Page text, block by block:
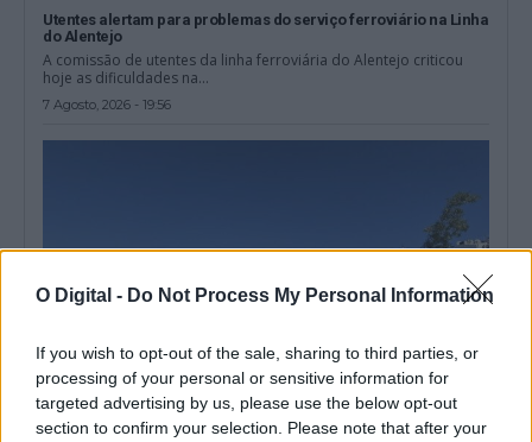
O Digital - Do Not Process My Personal Information
If you wish to opt-out of the sale, sharing to third parties, or
processing of your personal or sensitive information for
targeted advertising by us, please use the below opt-out
section to confirm your selection. Please note that after your
Utentes alertam para problemas do serviço ferroviário na Linha
do Alentejo
A comissão de utentes da linha ferroviária do Alentejo criticou
hoje as dificuldades na...
7 Agosto, 2026 - 19:56